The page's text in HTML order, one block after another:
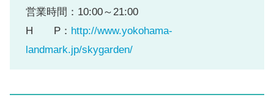
営業時間：10:00～21:00
H P： http://www.yokohama-
landmark.jp/skygarden/